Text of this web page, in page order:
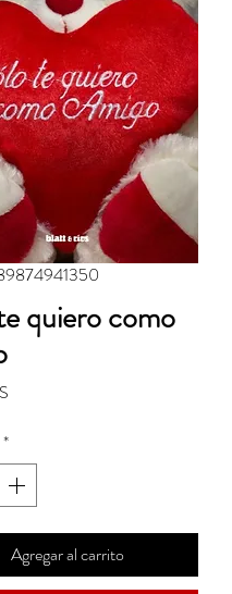
quiero como
*
Agregar al carrito